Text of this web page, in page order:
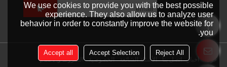
حولنا أخبار اتصل بنا الأسئلة الشائعة الخصوصية
الشروط والاحكام
We use cookies to provide you with the best possible
experience. They also allow us to analyze user
behavior in order to constantly improve the website for
you.
Reject All
Accept Selection
Accept all